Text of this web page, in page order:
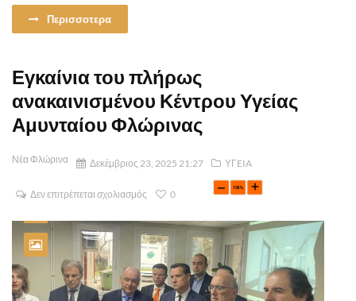
Περισσοτερα
Εγκαίνια του πλήρως
ανακαινισμένου Κέντρου Υγείας
Αμυνταίου Φλώρινας
Νέα Φλώρινα Δεκέμβριος 23, 2025 21:27 ΥΓEIA
Δεν επιτρέπεται σχολιασμός 0